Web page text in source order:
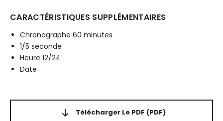
CARACTÉRISTIQUES SUPPLÉMENTAIRES
Chronographe 60 minutes
1/5 seconde
Heure 12/24
Date
Télécharger Le PDF (PDF)